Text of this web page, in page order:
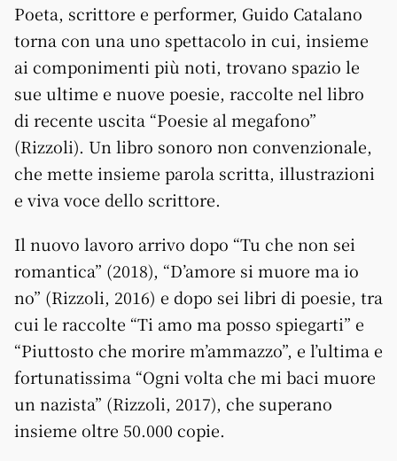
Poeta, scrittore e performer, Guido Catalano
torna con una uno spettacolo in cui, insieme
ai componimenti più noti, trovano spazio le
sue ultime e nuove poesie, raccolte nel libro
di recente uscita “Poesie al megafono”
(Rizzoli). Un libro sonoro non convenzionale,
che mette insieme parola scritta, illustrazioni
e viva voce dello scrittore.
Il nuovo lavoro arrivo dopo “Tu che non sei
romantica” (2018), “D’amore si muore ma io
no” (Rizzoli, 2016) e dopo sei libri di poesie, tra
cui le raccolte “Ti amo ma posso spiegarti” e
“Piuttosto che morire m’ammazzo”, e l’ultima e
fortunatissima “Ogni volta che mi baci muore
un nazista” (Rizzoli, 2017), che superano
insieme oltre 50.000 copie.